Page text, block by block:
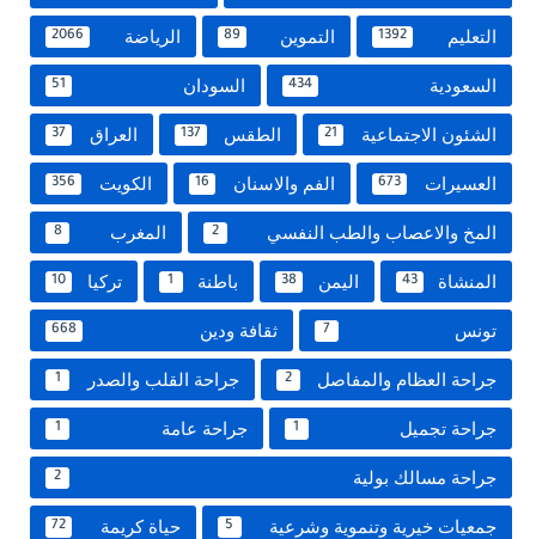
التعليم 1392 التموين 89 الرياضة 2066
السعودية 434 السودان 51
الشئون الاجتماعية 21 الطقس 137 العراق 37
العسيرات 673 الفم والاسنان 16 الكويت 356
المخ والاعصاب والطب النفسي 2 المغرب 8
المنشاة 43 اليمن 38 باطنة 1 تركيا 10
تونس 7 ثقافة ودين 668
جراحة العظام والمفاصل 2 جراحة القلب والصدر 1
جراحة تجميل 1 جراحة عامة 1
جراحة مسالك بولية 2
جمعيات خيرية وتنموية وشرعية 5 حياة كريمة 72